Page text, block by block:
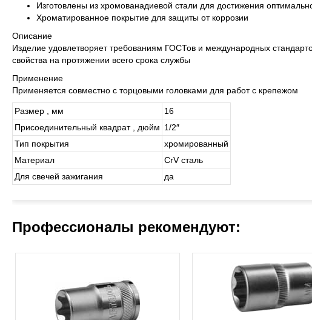
Изготовлены из хромованадиевой стали для достижения
Хроматированное покрытие для защиты от коррозии
Описание
Изделие удовлетворяет требованиям ГОСТов и международных
свойства на протяжении всего срока службы
Применение
Применяется совместно с торцовыми головками для работ с крепежом
Размер , мм
16
Присоединительный квадрат , дюйм 1/2″
Тип покрытия
хромированный
Материал
CrV сталь
Для свечей зажигания
да
Профессионалы рекомендуют: